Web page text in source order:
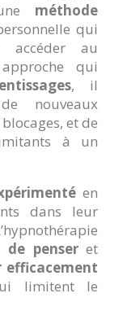
méthode
qui
accéder au
qui
, il
nouveaux
et de
à un
en
dans leur
penseret
efficacement
limitent le